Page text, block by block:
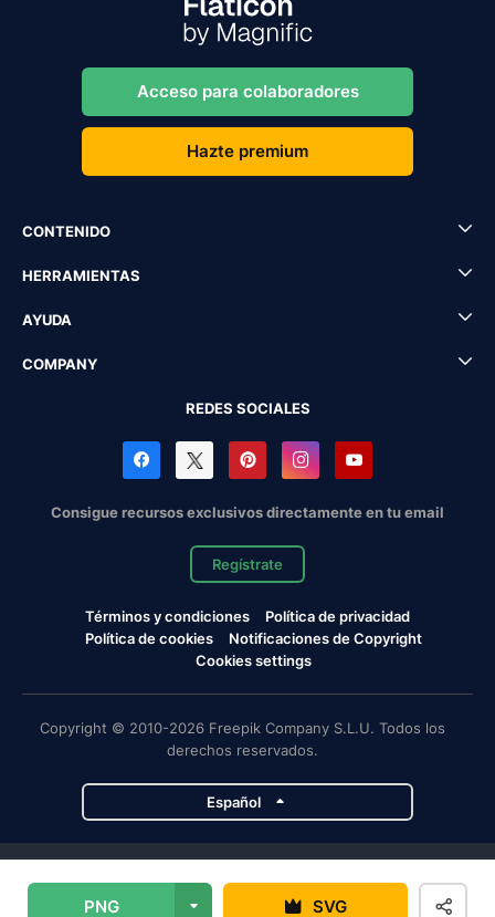
PNG SVG
Acceso para colaboradores
Hazte premium
CONTENIDO
HERRAMIENTAS
AYUDA
COMPANY
REDES SOCIALES
Consigue recursos exclusivos directamente en tu email
Regístrate
Términos y condiciones
Política de privacidad
Política de cookies
Notificaciones de Copyright
Cookies settings
Copyright © 2010-2026 Freepik Company S.L.U. Todos los
derechos reservados.
Español